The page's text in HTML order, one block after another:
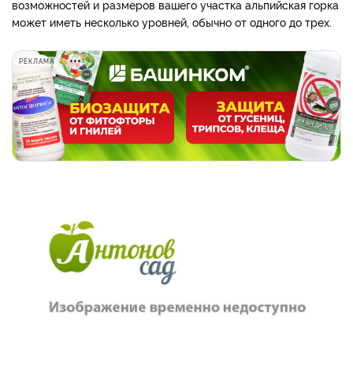
возможностей и размеров вашего участка альпийская горка
может иметь несколько уровней, обычно от одного до трех.
РЕКЛАМА